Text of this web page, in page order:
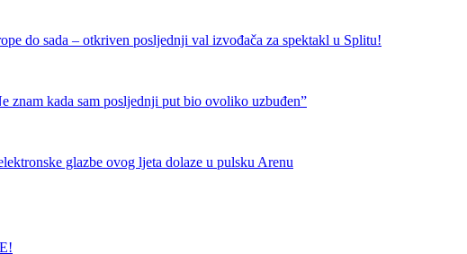
do sada – otkriven posljednji val izvođača za spektakl u Splitu!
znam kada sam posljednji put bio ovoliko uzbuđen”
glazbe ovog ljeta dolaze u pulsku Arenu